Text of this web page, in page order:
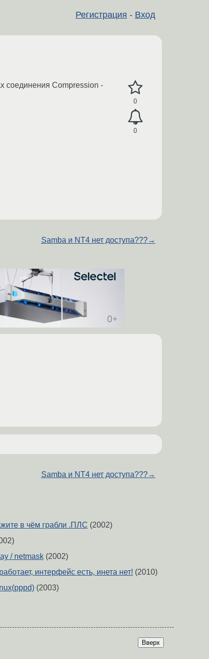
Регистрация - Вход
0
0
соединения Compression -
Samba и NT4 нет доступа???→
Samba и NT4 нет доступа???→
в чём грабли .ПЛС (2002)
/ netmask(2002)
интерфейс есть, инета нет! (2010)
(2003)
Вверх